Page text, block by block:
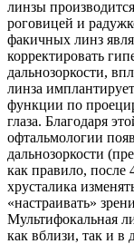
линзы
роговицей и
факичных линз
корректировать
дальнозоркости,
линза
функции по
глаза. Благодаря
офтальмологии
дальнозоркости
как правило, после
хрусталика
«настраивать»
Мультифокальная
как вблизи, так и в